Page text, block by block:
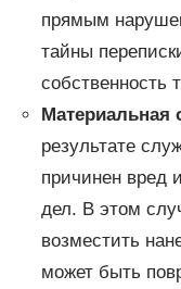
прямым
тайны
собственность
Материальная
результате
причинен вред
дел. В этом
возместить
может быть